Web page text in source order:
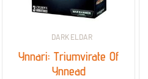
DARK ELDAR
Ynnari: Triumvirate Of
Ynnead